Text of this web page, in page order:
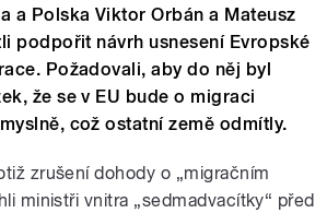
a Polska Viktor Orbán a Mateusz
podpořit návrh usnesení Evropské
Požadovali, aby do něj byl
že se v EU bude o migraci
což ostatní země odmítly.
zrušení dohody o „migračním
ministři vnitra „sedmadvacítky“ před